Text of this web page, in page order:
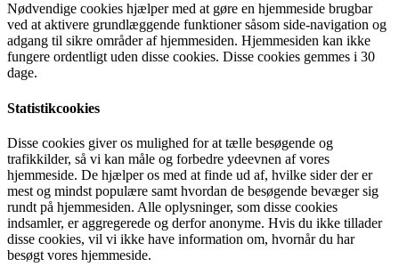
Nødvendige cookies hjælper med at gøre en hjemmeside brugbar
ved at aktivere grundlæggende funktioner såsom side-navigation og
adgang til sikre områder af hjemmesiden. Hjemmesiden kan ikke
fungere ordentligt uden disse cookies. Disse cookies gemmes i 30
dage.
Statistikcookies
Disse cookies giver os mulighed for at tælle besøgende og
trafikkilder, så vi kan måle og forbedre ydeevnen af vores
hjemmeside. De hjælper os med at finde ud af, hvilke sider der er
mest og mindst populære samt hvordan de besøgende bevæger sig
rundt på hjemmesiden. Alle oplysninger, som disse cookies
indsamler, er aggregerede og derfor anonyme. Hvis du ikke tillader
disse cookies, vil vi ikke have information om, hvornår du har
besøgt vores hjemmeside.